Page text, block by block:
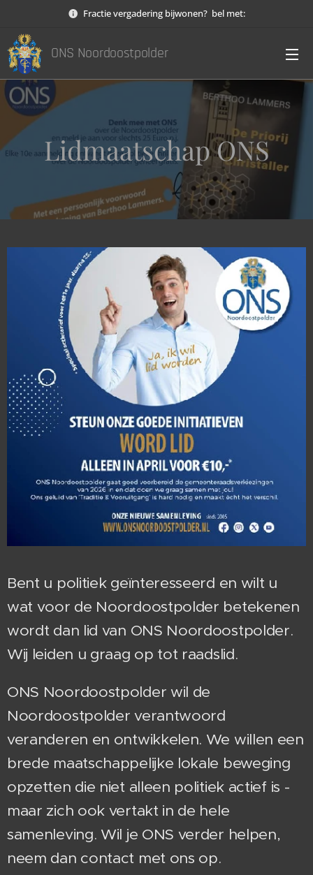
Fractie vergadering bijwonen? bel met:
ONS Noordoostpolder
Lidmaatschap ONS
Bent u politiek geïnteresseerd en wilt u
wat voor de Noordoostpolder betekenen
wordt dan lid van ONS Noordoostpolder.
Wij leiden u graag op tot raadslid.
ONS Noordoostpolder wil de
Noordoostpolder verantwoord
veranderen en ontwikkelen. We willen een
brede maatschappelijke lokale beweging
opzetten die niet alleen politiek actief is -
maar zich ook vertakt in de hele
samenleving. Wil je ONS verder helpen,
neem dan contact met ons op.